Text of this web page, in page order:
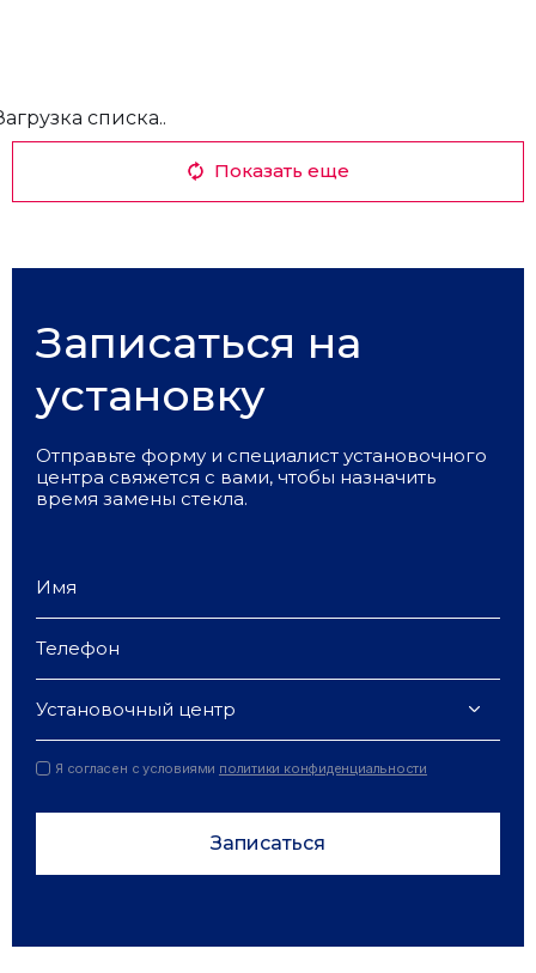
списка..
Показать еще
Записаться на
установку
Отправьте форму и специалист установочного
центра свяжется с вами, чтобы назначить
время замены стекла.
Установочный центр
Я согласен с условиями политики конфиденциальности
Записаться